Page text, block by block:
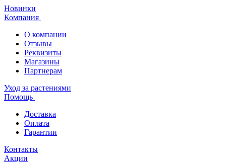
Новинки
Компания
О компании
Отзывы
Реквизиты
Магазины
Партнерам
Уход за растениями
Помощь
Доставка
Оплата
Гарантии
Контакты
Акции